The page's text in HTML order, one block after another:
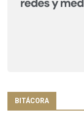
BITÁCORA